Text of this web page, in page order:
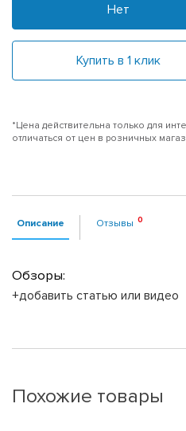
Нет
Купить в 1 клик
*Цена действительна только для
отличаться от цен в розничных
Описание Отзывы
Обзоры:
+добавить статью или видео
Похожие товары